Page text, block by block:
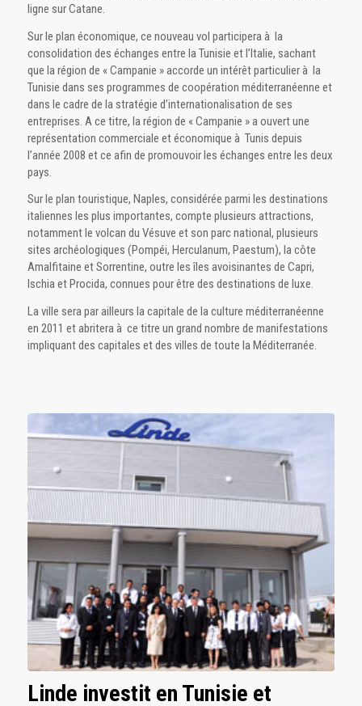
ligne sur Catane.
Sur le plan économique, ce nouveau vol participera à la
consolidation des échanges entre la Tunisie et l’Italie, sachant
que la région de « Campanie » accorde un intérêt particulier à la
Tunisie dans ses programmes de coopération méditerranéenne et
dans le cadre de la stratégie d’internationalisation de ses
entreprises. A ce titre, la région de « Campanie » a ouvert une
représentation commerciale et économique à Tunis depuis
l’année 2008 et ce afin de promouvoir les échanges entre les deux
pays.
Sur le plan touristique, Naples, considérée parmi les destinations
italiennes les plus importantes, compte plusieurs attractions,
notamment le volcan du Vésuve et son parc national, plusieurs
sites archéologiques (Pompéi, Herculanum, Paestum), la côte
Amalfitaine et Sorrentine, outre les îles avoisinantes de Capri,
Ischia et Procida, connues pour être des destinations de luxe.
La ville sera par ailleurs la capitale de la culture méditerranéenne
en 2011 et abritera à ce titre un grand nombre de manifestations
impliquant des capitales et des villes de toute la Méditerranée.
Linde investit en Tunisie et